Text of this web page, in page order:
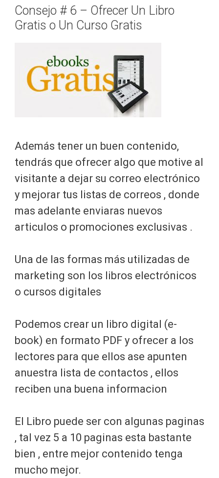
Consejo # 6 – Ofrecer Un Libro
Gratis o Un Curso Gratis
Además tener un buen contenido,
tendrás que ofrecer algo que motive al
visitante a dejar su correo electrónico
y mejorar tus listas de correos , donde
mas adelante enviaras nuevos
articulos o promociones exclusivas .
Una de las formas más utilizadas de
marketing son los libros electrónicos
o cursos digitales
Podemos crear un libro digital (e-
book) en formato PDF y ofrecer a los
lectores para que ellos ase apunten
anuestra lista de contactos , ellos
reciben una buena informacion
El Libro puede ser con algunas paginas
, tal vez 5 a 10 paginas esta bastante
bien , entre mejor contenido tenga
mucho mejor.